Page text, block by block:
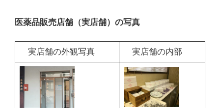
医薬品販売店舗（実店舗）の写真
実店舗の外観写真 実店舗の内部